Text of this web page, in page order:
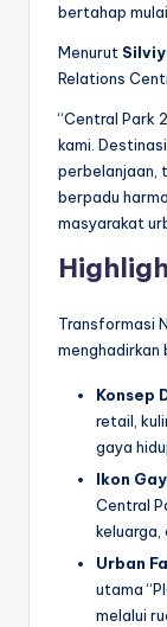
bertahap
Menurut
Relations
“Central Park
kami.
perbelanjaan,
berpadu
masyarakat
Transformasi
menghadirkan
Konsep
retail,
gaya
Ikon
Central
keluarga,
Urban
utama
melalui